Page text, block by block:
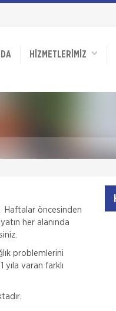
HİZMETLERİMİZ
Haftalar öncesinden
her alanında
problemlerini
yıla varan farklı